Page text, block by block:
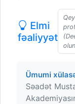
Elmi
fəaliyyət
Ümumi
Səadət